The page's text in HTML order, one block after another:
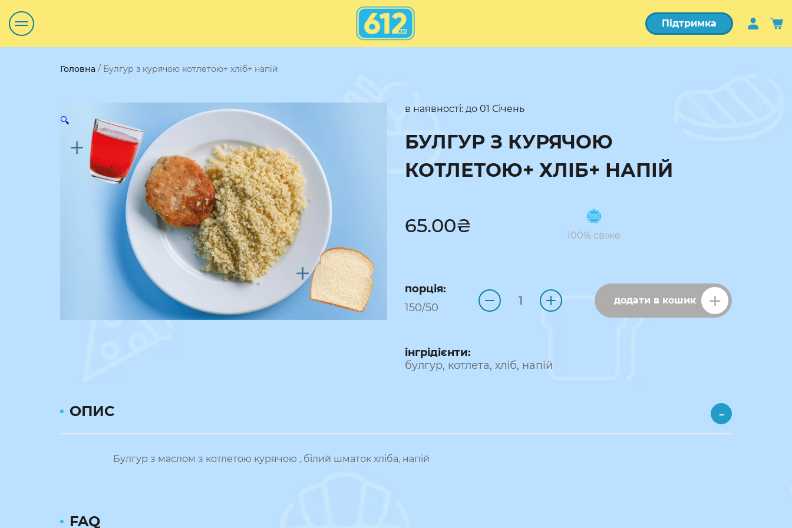
Підтримка
Головна / Булгур з курячою котлетою+ хліб+ напій
🔍
в наявності: до 01 Січень
БУЛГУР З КУРЯЧОЮ
КОТЛЕТОЮ+ ХЛІБ+ НАПІЙ
65.00₴ 100% свіже
порція:
150/50
додати в кошик
інгрідієнти:
булгур, котлета, хліб, напій
ОПИС
Булгур з маслом з котлетою курячою , білий шматок хліба, напій
FAQ